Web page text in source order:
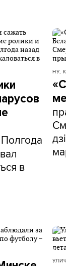
Полгода
в
НУ,